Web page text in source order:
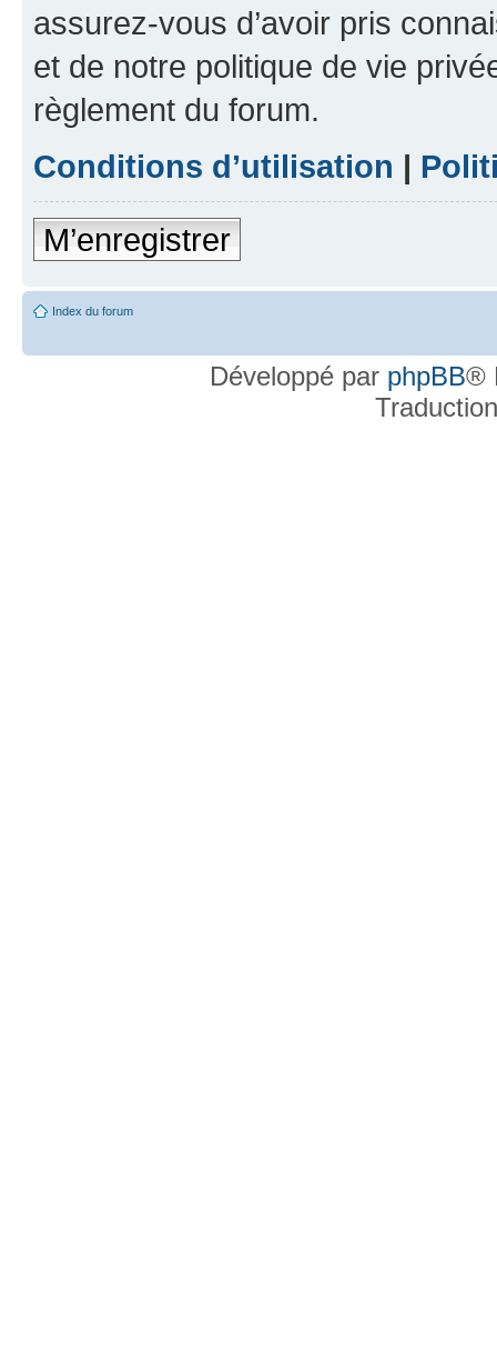
assurez-vous d’avoir pris
et de notre politique de vie
règlement du forum.
Conditions d’utilisation |
M’enregistrer
Index du forum
Développé par phpBB®